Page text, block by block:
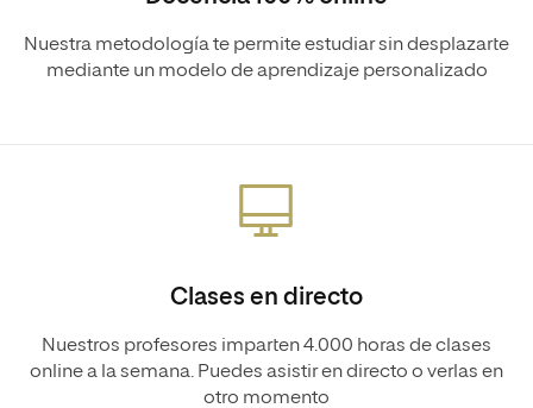
Nuestra metodología te permite estudiar sin desplazarte
mediante un modelo de aprendizaje personalizado
Clases en directo
Nuestros profesores imparten 4.000 horas de clases
online a la semana. Puedes asistir en directo o verlas en
otro momento